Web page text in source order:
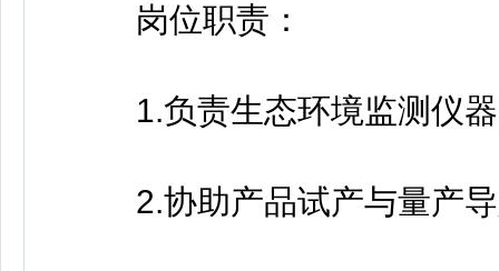
岗位职责：
1.负责生态环境监测仪器
2.协助产品试产与量产导